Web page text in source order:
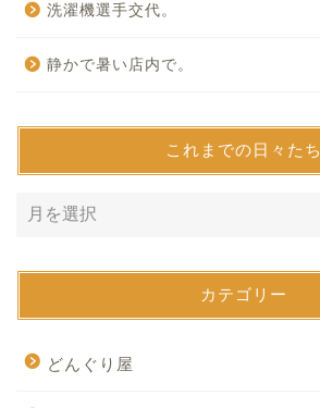
洗濯機選手交代。
静かで暑い店内で。
これまでの日々たち
カテゴリー
どんぐり屋